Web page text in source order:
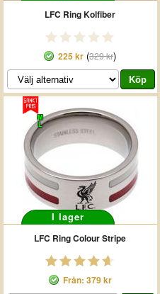
LFC Ring Kolfiber
225 kr (329 kr)
M
L
I lager
LFC Ring Colour Stripe
Från: 379 kr